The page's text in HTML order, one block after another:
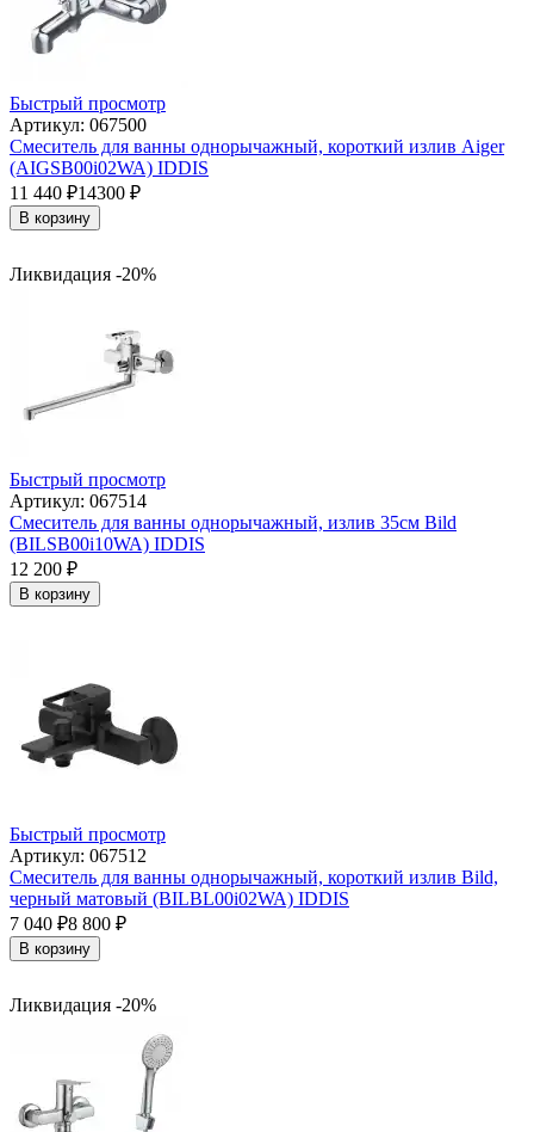
Быстрый просмотр
Артикул: 067500
Смеситель для ванны однорычажный, короткий излив Aiger
(AIGSB00i02WA) IDDIS
11 440 ₽14300 ₽
В корзину
Ликвидация -20%
Быстрый просмотр
Артикул: 067514
Смеситель для ванны однорычажный, излив 35см Bild
(BILSB00i10WA) IDDIS
12 200 ₽
В корзину
Быстрый просмотр
Артикул: 067512
Смеситель для ванны однорычажный, короткий излив Bild,
черный матовый (BILBL00i02WA) IDDIS
7 040 ₽8 800 ₽
В корзину
Ликвидация -20%